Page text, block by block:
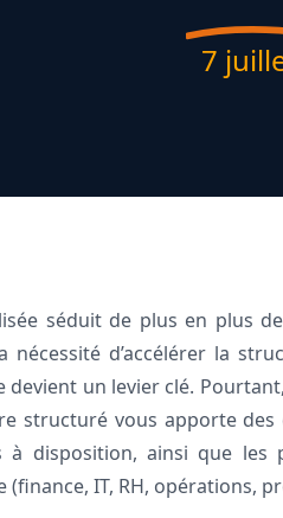
7
séduit de plus en plus
nécessité d’accélérer la
un levier clé.
structuré vous apporte
à disposition, ainsi que
(finance, IT, RH, opérations,